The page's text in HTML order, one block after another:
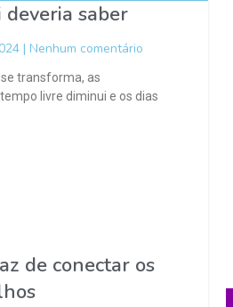
deveria saber
Nenhum comentário
transforma, as
livre diminui e os dias
de conectar os